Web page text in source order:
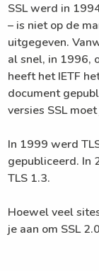
SSL werd in
– is niet op de
uitgegeven.
al snel, in 1996,
heeft het IETF
document
versies SSL
In 1999 werd
gepubliceerd. In
TLS 1.3.
Hoewel veel
je aan om SSL